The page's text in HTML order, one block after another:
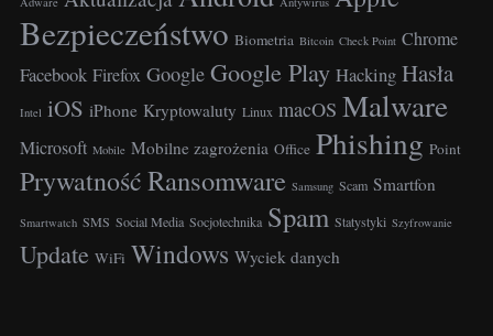
Bezpieczeństwo Biometria Bitcoin Check Point Chrome
Facebook Firefox Google Google Play Hacking Hasła
Intel iOS iPhone Kryptowaluty Linux macOS Malware
Microsoft Mobile Mobilne zagrożenia Office Phishing Point
PrywatnośćRansomware Samsung Scam Smartfon
Smartwatch SMS Social Media Socjotechnika Spam Statystyki Szyfrowanie
Update WiFi Windows Wyciek danych
h
f
r
: